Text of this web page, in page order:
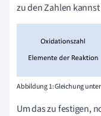
zu den Zahlen
Abbildung 1: Gleichung
Um das zu festigen,